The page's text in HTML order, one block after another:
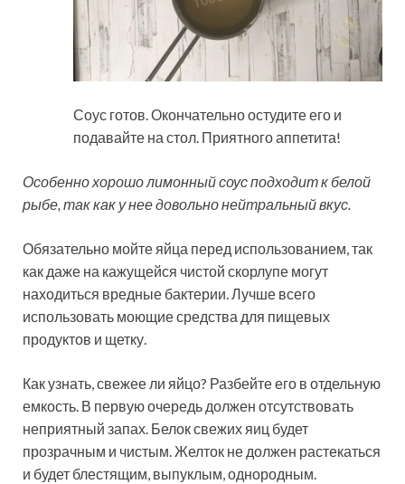
Соус готов. Окончательно остудите его и
подавайте на стол. Приятного аппетита!
Особенно хорошо лимонный соус подходит к белой
рыбе, так как у нее довольно нейтральный вкус.
Обязательно мойте яйца перед использованием, так
как даже на кажущейся чистой скорлупе могут
находиться вредные бактерии. Лучше всего
использовать моющие средства для пищевых
продуктов и щетку.
Как узнать, свежее ли яйцо? Разбейте его в отдельную
емкость. В первую очередь должен отсутствовать
неприятный запах. Белок свежих яиц будет
прозрачным и чистым. Желток не должен растекаться
и будет блестящим, выпуклым, однородным.